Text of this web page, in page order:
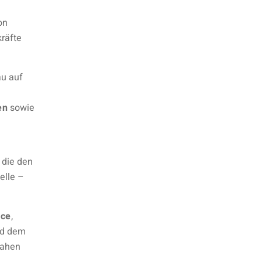
auf
sowie
die den
–
,
dem